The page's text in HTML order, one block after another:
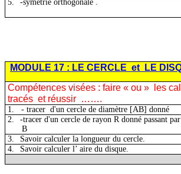
5.
-symétrie orthogonale .
MODULE 17 : LE CERCLE et LE
Compétences visées : faire « ou » les
tracés et réussir …….
1. - tracer d'un cercle de diamètre [AB] donné
2.
-tracer d'un cercle de rayon R donné passant
B
3.
Savoir calculer la longueur du cercle.
4.
Savoir calculer l’ aire du disque.